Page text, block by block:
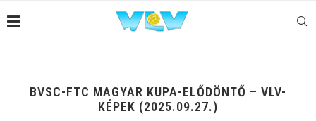
BVSC-FTC MAGYAR KUPA-ELŐDÖNTŐ – VLV-
KÉPEK (2025.09.27.)